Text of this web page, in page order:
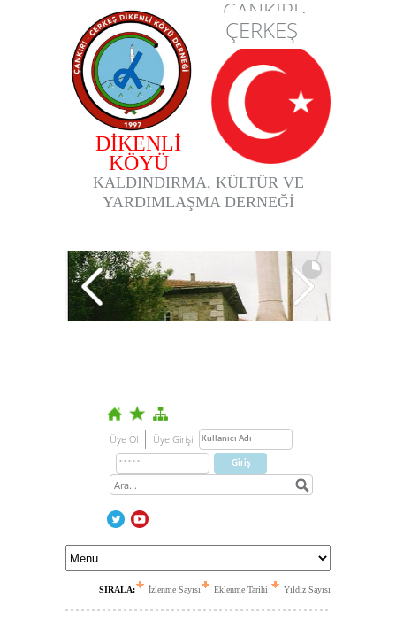
ÇANKIRI-
ÇERKEŞ
DİKENLİ
KÖYÜ
KALDINDIRMA, KÜLTÜR VE
YARDIMLAŞMA DERNEĞİ
Üye Ol Üye Girişi
SIRALA: İzlenme Sayısı Eklenme Tarihi Yıldız Sayısı